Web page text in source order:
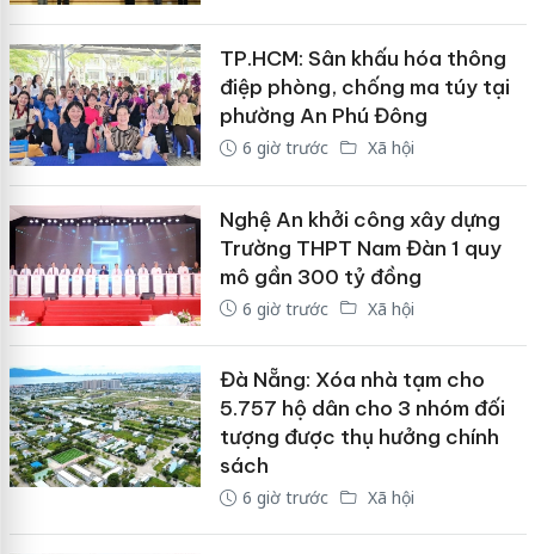
TP.HCM: Sân khấu hóa thông
điệp phòng, chống ma túy tại
phường An Phú Đông
6 giờ trước Xã hội
Nghệ An khởi công xây dựng
Trường THPT Nam Đàn 1 quy
mô gần 300 tỷ đồng
6 giờ trước Xã hội
Đà Nẵng: Xóa nhà tạm cho
5.757 hộ dân cho 3 nhóm đối
tượng được thụ hưởng chính
sách
6 giờ trước Xã hội